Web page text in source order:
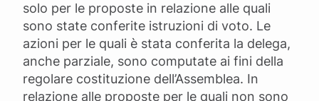
solo per le proposte in relazione alle quali
sono state conferite istruzioni di voto. Le
azioni per le quali è stata conferita la delega,
anche parziale, sono computate ai fini della
regolare costituzione dell’Assemblea. In
relazione alle proposte per le quali non sono